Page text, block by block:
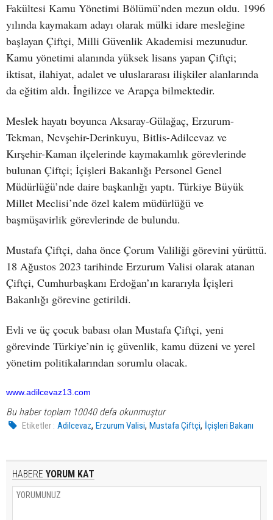
Fakültesi Kamu Yönetimi Bölümü’nden mezun oldu. 1996
yılında kaymakam adayı olarak mülki idare mesleğine
başlayan Çiftçi, Milli Güvenlik Akademisi mezunudur.
Kamu yönetimi alanında yüksek lisans yapan Çiftçi;
iktisat, ilahiyat, adalet ve uluslararası ilişkiler alanlarında
da eğitim aldı. İngilizce ve Arapça bilmektedir.
Meslek hayatı boyunca Aksaray-Gülağaç, Erzurum-
Tekman, Nevşehir-Derinkuyu, Bitlis-Adilcevaz ve
Kırşehir-Kaman ilçelerinde kaymakamlık görevlerinde
bulunan Çiftçi; İçişleri Bakanlığı Personel Genel
Müdürlüğü’nde daire başkanlığı yaptı. Türkiye Büyük
Millet Meclisi’nde özel kalem müdürlüğü ve
başmüşavirlik görevlerinde de bulundu.
Mustafa Çiftçi, daha önce Çorum Valiliği görevini yürüttü.
18 Ağustos 2023 tarihinde Erzurum Valisi olarak atanan
Çiftçi, Cumhurbaşkanı Erdoğan’ın kararıyla İçişleri
Bakanlığı görevine getirildi.
Evli ve üç çocuk babası olan Mustafa Çiftçi, yeni
görevinde Türkiye’nin iç güvenlik, kamu düzeni ve yerel
yönetim politikalarından sorumlu olacak.
www.adilcevaz13.com
Bu haber toplam 10040 defa okunmuştur
Etiketler : Adilcevaz,Erzurum Valisi,Mustafa Çiftçi, İçişleri Bakanı
HABERE YORUM KAT